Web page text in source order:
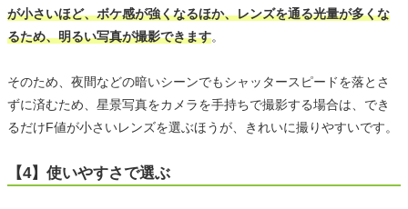
が小さいほど、ボケ感が強くなるほか、レンズを通る光量が多くな
るため、明るい写真が撮影できます。
そのため、夜間などの暗いシーンでもシャッタースピードを落とさ
ずに済むため、星景写真をカメラを手持ちで撮影する場合は、でき
るだけF値が小さいレンズを選ぶほうが、きれいに撮りやすいです。
【4】使いやすさで選ぶ